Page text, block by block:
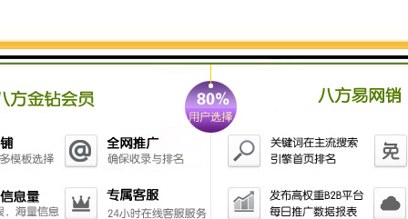
软装造价 | 3500 /㎡
木饰面、金属网、深灰色不锈钢、墙布硬包、方块地毯
完工时间 | 2019.11
景观设计 | Place Design Group